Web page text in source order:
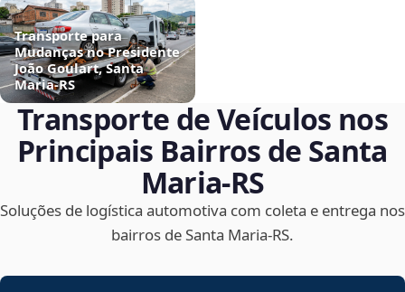
Transporte para
Mudanças no Presidente
João Goulart, Santa
Maria‑RS
Transporte de Veículos nos
Principais Bairros de Santa
Maria‑RS
Soluções de logística automotiva com coleta e entrega nos
bairros de Santa Maria‑RS.